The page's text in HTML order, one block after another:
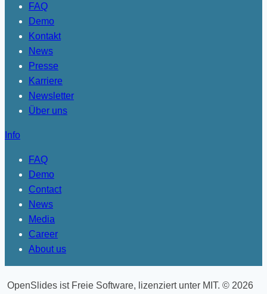
FAQ
Demo
Kontakt
News
Presse
Karriere
Newsletter
Über uns
Info
FAQ
Demo
Contact
News
Media
Career
About us
OpenSlides ist Freie Software, lizenziert unter MIT. © 2026